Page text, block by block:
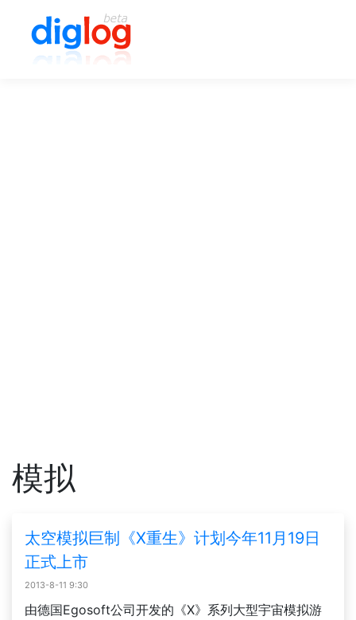
模拟
太空模拟巨制《X重生》计划今年11月19日
正式上市
2013-8-11 9:30
由德国Egosoft公司开发的《X》系列大型宇宙模拟游